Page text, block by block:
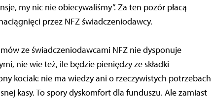
my nic nie obiecywaliśmy”. Za ten pozór płacą
przez NFZ świadczeniodawcy.
ze świadczeniodawcami NFZ nie dysponuje
nie wie też, ile będzie pieniędzy ze składki
kociak: nie ma wiedzy ani o rzeczywistych potrzebach
kasy. To spory dyskomfort dla funduszu. Ale zamiast